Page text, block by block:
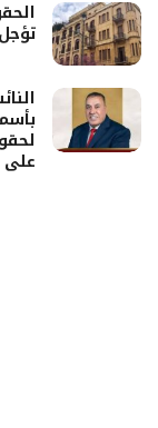
تؤجل 4 دعاوى طعن على قانون
على